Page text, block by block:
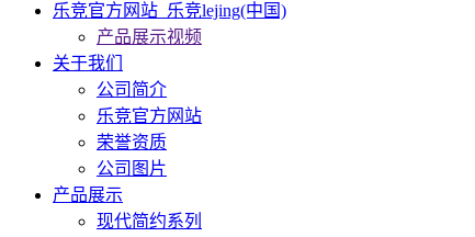
乐竞官方网站_乐竞lejing(中国)
产品展示视频
关于我们
公司简介
乐竞官方网站
荣誉资质
公司图片
产品展示
现代简约系列